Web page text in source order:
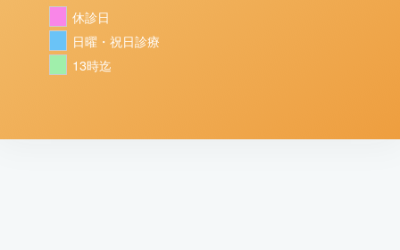
休診日
日曜・祝日診療
13時迄